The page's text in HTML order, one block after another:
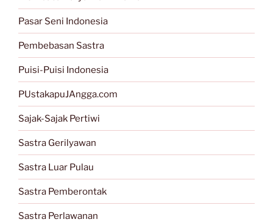
Pasar Seni Indonesia
Pembebasan Sastra
Puisi-Puisi Indonesia
PUstakapuJAngga.com
Sajak-Sajak Pertiwi
Sastra Gerilyawan
Sastra Luar Pulau
Sastra Pemberontak
Sastra Perlawanan